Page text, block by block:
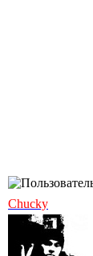
Chucky